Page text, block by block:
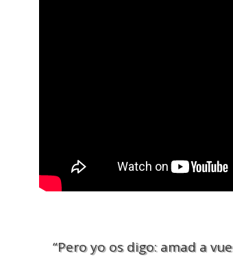
“Pero yo os digo: amad a